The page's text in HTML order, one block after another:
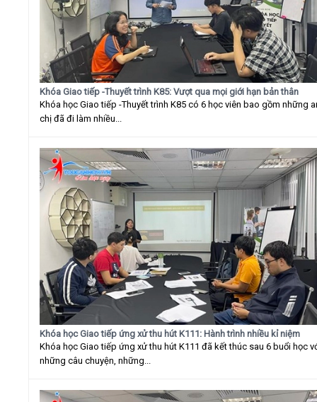
Khóa Giao tiếp -Thuyết trình K85: Vượt qua mọi giới hạn bản thân
Khóa học Giao tiếp -Thuyết trình K85 có 6 học viên bao gồm những
chị đã đi làm nhiều...
Khóa học Giao tiếp ứng xử thu hút K111: Hành trình nhiều kỉ niệm
Khóa học Giao tiếp ứng xử thu hút K111 đã kết thúc sau 6 buổi học
những câu chuyện, những...